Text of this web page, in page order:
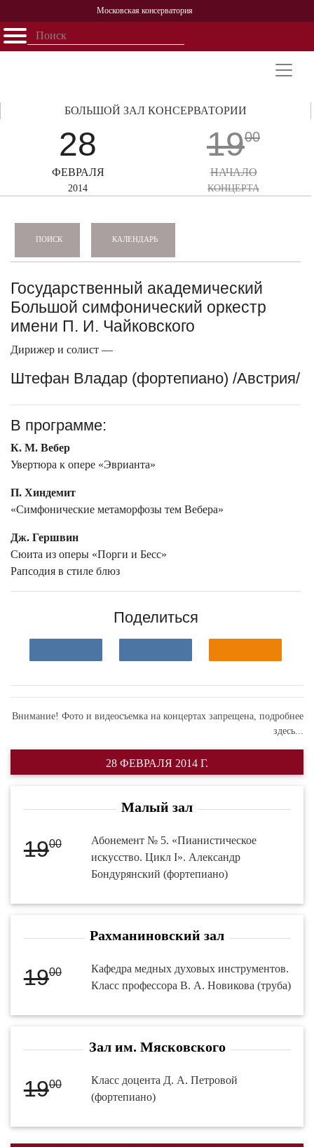
Московская консерватория
Открыть - закрыть
Персоналии
История
28
ФЕВРАЛЯ
2014
БОЛЬШОЙ ЗАЛ КОНСЕРВАТОРИИ
1900
НАЧАЛО
КОНЦЕРТА
ПОИСК КАЛЕНДАРЬ
Государственный академический
Большой симфонический оркестр
имени П. И. Чайковского
Дирижер и солист —
Штефан Владар (фортепиано) /Австрия/
В программе:
К. М. Вебер
Увертюра к опере «Эврианта»
П. Хиндемит
«Симфонические метаморфозы тем Вебера»
Дж. Гершвин
Сюита из оперы «Порги и Бесс»
Рапсодия в стиле блюз
Поделиться
Внимание! Фото и видеосъемка на концертах запрещена, подробнее
здесь...
28 ФЕВРАЛЯ 2014 Г.
Малый зал
1900
Абонемент № 5. «Пианистическое
искусство. Цикл I». Александр
Бондурянский (фортепиано)
Рахманиновский зал
1900
Кафедра медных духовых инструментов.
Класс профессора В. А. Новикова (труба)
Зал им. Мясковского
1900
Класс доцента Д. А. Петровой
(фортепиано)